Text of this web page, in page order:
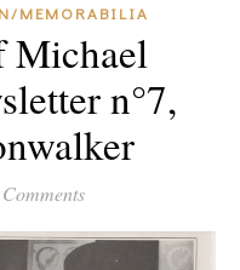
MEMORABILIA
Michael
n°7,